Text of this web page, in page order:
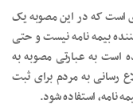
است که در این مصوبه یک
بیمه نامه نیست و حتی
است به عبارتی مصوبه به
به مردم برای ثبت
نامه، استفاده شود.